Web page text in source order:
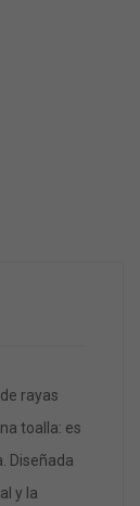
rayas
toalla: es
Diseñada
y la